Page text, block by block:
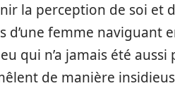
la perception de soi et
femme naviguant
qui n’a jamais été aussi
de manière